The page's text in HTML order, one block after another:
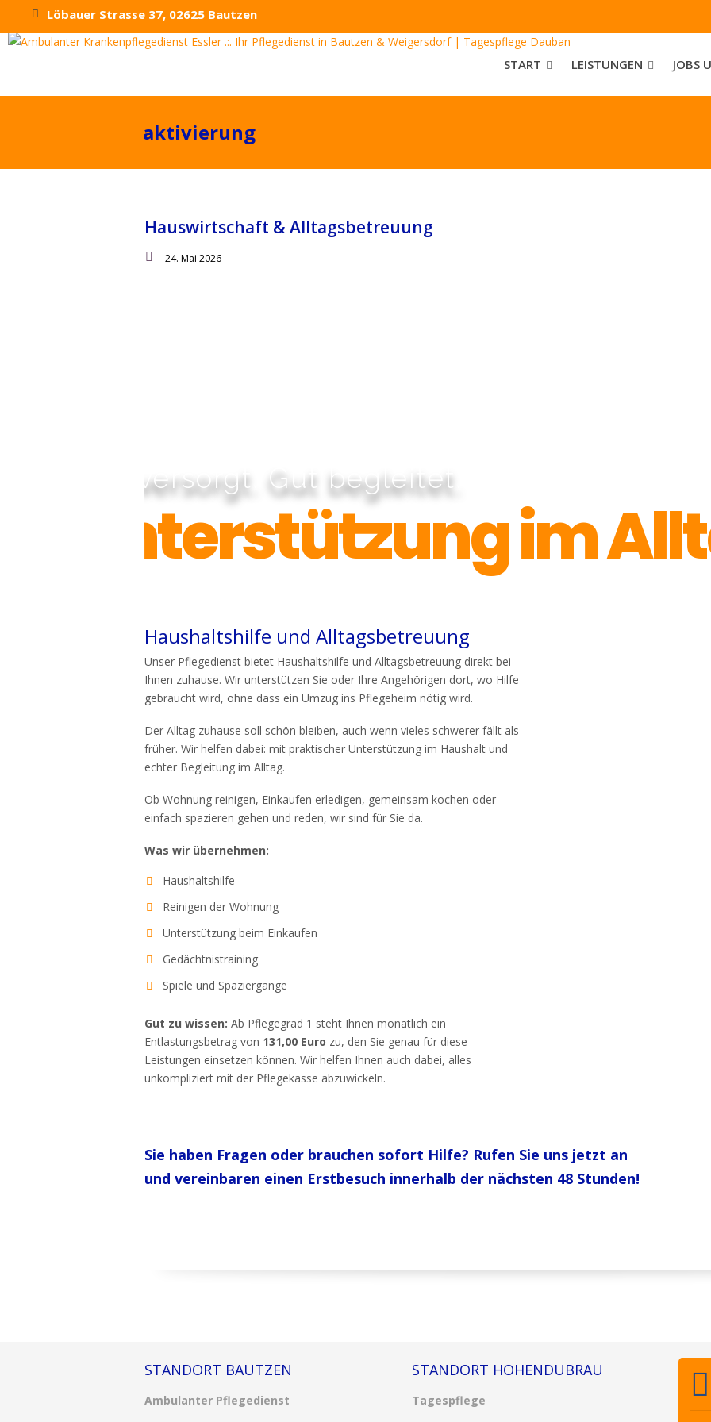
Löbauer Strasse 37, 02625 Bautzen
START LEISTUNGEN JOBS
aktivierung
Hauswirtschaft & Alltagsbetreuung
24. Mai 2026
Unterstützung im
Gut versorgt. Gut begleitet.
Haushaltshilfe und Alltagsbetreuung
Unser Pflegedienst bietet Haushaltshilfe und Alltagsbetreuung direkt bei
Ihnen zuhause. Wir unterstützen Sie oder Ihre Angehörigen dort, wo Hilfe
gebraucht wird, ohne dass ein Umzug ins Pflegeheim nötig wird.
Der Alltag zuhause soll schön bleiben, auch wenn vieles schwerer fällt als
früher. Wir helfen dabei: mit praktischer Unterstützung im Haushalt und
echter Begleitung im Alltag.
Ob Wohnung reinigen, Einkaufen erledigen, gemeinsam kochen oder
einfach spazieren gehen und reden, wir sind für Sie da.
Was wir übernehmen:
Haushaltshilfe
Reinigen der Wohnung
Unterstützung beim Einkaufen
Gedächtnistraining
Spiele und Spaziergänge
Gut zu wissen: Ab Pflegegrad 1 steht Ihnen monatlich ein
Entlastungsbetrag von 131,00 Euro zu, den Sie genau für diese
Leistungen einsetzen können. Wir helfen Ihnen auch dabei, alles
unkompliziert mit der Pflegekasse abzuwickeln.
Sie haben Fragen oder brauchen sofort Hilfe? Rufen Sie uns jetzt an
und vereinbaren einen Erstbesuch innerhalb der nächsten 48 Stunden!
STANDORT BAUTZEN
Ambulanter Pflegedienst
STANDORT HOHENDUBRAU
Tagespflege